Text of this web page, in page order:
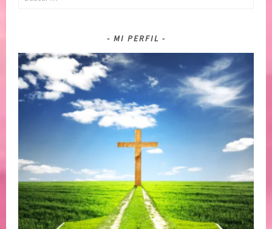
MI PERFIL